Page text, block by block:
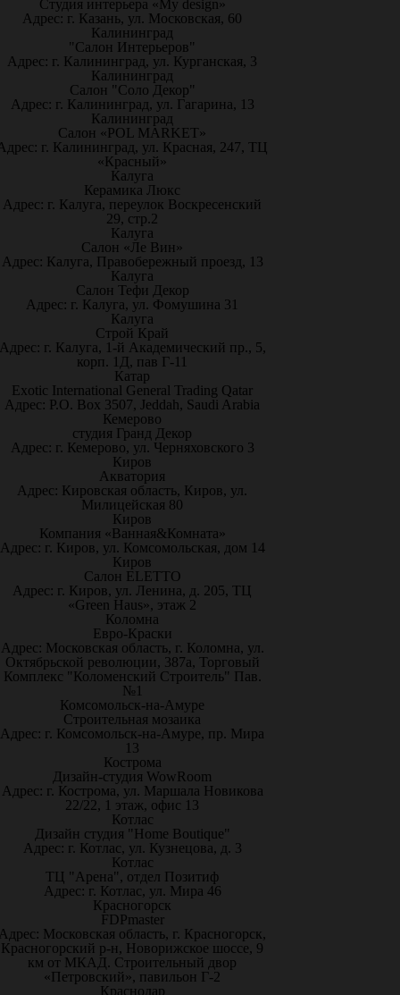
Студия интерьера «My design»
Адрес: г. Казань, ул. Московская, 60
Калининград
"Салон Интерьеров"
Адрес: г. Калининград, ул. Курганская, 3
Калининград
Салон "Соло Декор"
Адрес: г. Калининград, ул. Гагарина, 13
Калининград
Салон «POL MARKET»
г. Калининград, ул. Красная, 247, ТЦ
«Красный»
Калуга
Керамика Люкс
Адрес: г. Калуга, переулок Воскресенский
29, стр.2
Калуга
Салон «Ле Вин»
Адрес: Калуга, Правобережный проезд, 13
Калуга
Салон Тефи Декор
Адрес: г. Калуга, ул. Фомушина 31
Калуга
Строй Край
г. Калуга, 1-й Академический пр., 5,
корп. 1Д, пав Г-11
Катар
Exotic International General Trading Qatar
Адрес: P.O. Box 3507, Jeddah, Saudi Arabia
Кемерово
студия Гранд Декор
Адрес: г. Кемерово, ул. Черняховского 3
Киров
Акватория
Адрес: Кировская область, Киров, ул.
Милицейская 80
Киров
Компания «Ванная&Комната»
Адрес: г. Киров, ул. Комсомольская, дом 14
Киров
Салон ELETTO
Адрес: г. Киров, ул. Ленина, д. 205, ТЦ
«Green Haus», этаж 2
Коломна
Евро-Краски
Адрес: Московская область, г. Коломна, ул.
Октябрьской революции, 387а, Торговый
Комплекс "Коломенский Строитель" Пав.
№1
Комсомольск-на-Амуре
Строительная мозаика
Адрес: г. Комсомольск-на-Амуре, пр. Мира
13
Кострома
Дизайн-студия WowRoom
Адрес: г. Кострома, ул. Маршала Новикова
22/22, 1 этаж, офис 13
Котлас
Дизайн студия "Home Boutique"
Адрес: г. Котлас, ул. Кузнецова, д. 3
Котлас
ТЦ "Арена", отдел Позитиф
Адрес: г. Котлас, ул. Мира 46
Красногорск
FDPmaster
Московская область, г. Красногорск,
Красногорский р-н, Новорижское шоссе, 9
км от МКАД. Строительный двор
«Петровский», павильон Г-2
Краснодар